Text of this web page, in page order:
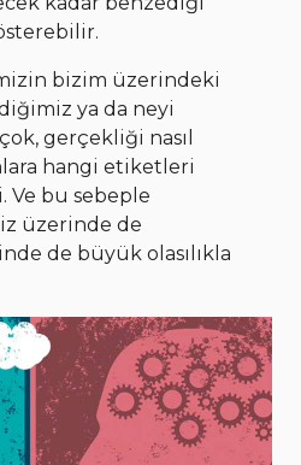
bizim üzerindeki
ya da neyi
gerçekliği nasıl
hangi etiketleri
Ve bu sebeple
üzerinde de
de büyük olasılıkla